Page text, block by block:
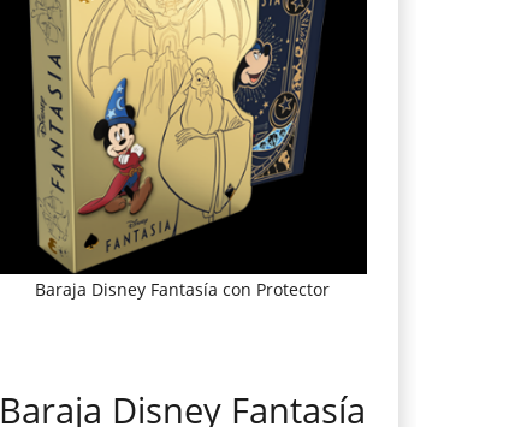
Baraja Disney Fantasía con Protector
Baraja Disney Fantasía